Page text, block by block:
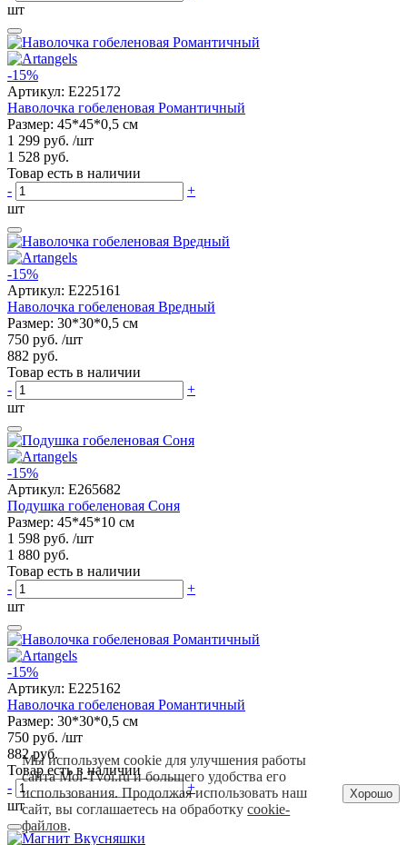
шт
-15%
Артикул: E225172
Наволочка гобеленовая Романтичный
Размер: 45*45*0,5 см
1 299 руб. /шт
1 528 руб.
Товар есть в наличии
-
+
шт
-15%
Артикул: E225161
Наволочка гобеленовая Вредный
Размер: 30*30*0,5 см
750 руб. /шт
882 руб.
Товар есть в наличии
-
+
шт
-15%
Артикул: E265682
Подушка гобеленовая Соня
Размер: 45*45*10 см
1 598 руб. /шт
1 880 руб.
Товар есть в наличии
-
+
шт
-15%
Артикул: E225162
Наволочка гобеленовая Романтичный
Размер: 30*30*0,5 см
750 руб. /шт
882 руб.
Товар есть в наличии
-
+
шт
Мы используем cookie для улучшения работы
сайта Moi-Tvoi.ru и большего удобства его
использования. Продолжая использовать наш
сайт, вы соглашаетесь на обработкуcookie-
файлов.
Хорошо